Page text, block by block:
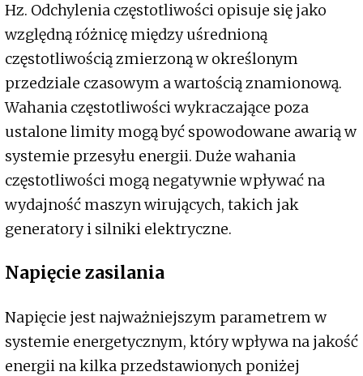
Hz. Odchylenia częstotliwości opisuje się jako
względną różnicę między uśrednioną
częstotliwością zmierzoną w określonym
przedziale czasowym a wartością znamionową.
Wahania częstotliwości wykraczające poza
ustalone limity mogą być spowodowane awarią w
systemie przesyłu energii. Duże wahania
częstotliwości mogą negatywnie wpływać na
wydajność maszyn wirujących, takich jak
generatory i silniki elektryczne.
Napięcie zasilania
Napięcie jest najważniejszym parametrem w
systemie energetycznym, który wpływa na jakość
energii na kilka przedstawionych poniżej